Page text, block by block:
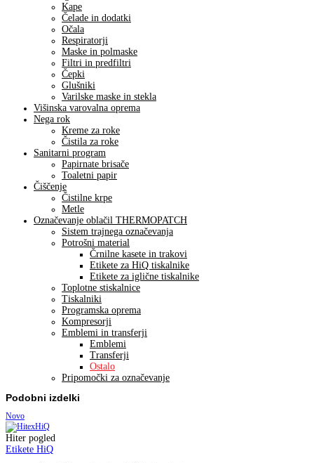
Kape
Čelade in dodatki
Očala
Respiratorji
Maske in polmaske
Filtri in predfiltri
Čepki
Glušniki
Varilske maske in stekla
Višinska varovalna oprema
Nega rok
Kreme za roke
Čistila za roke
Sanitarni program
Papirnate brisače
Toaletni papir
Čiščenje
Čistilne krpe
Metle
Označevanje oblačil THERMOPATCH
Sistem trajnega označevanja
Potrošni material
Črnilne kasete in trakovi
Etikete za HiQ tiskalnike
Etikete za iglične tiskalnike
Toplotne stiskalnice
Tiskalniki
Programska oprema
Kompresorji
Emblemi in transferji
Emblemi
Transferji
Ostalo
Pripomočki za označevanje
Podobni izdelki
Novo
Hiter pogled
Etikete HiQ